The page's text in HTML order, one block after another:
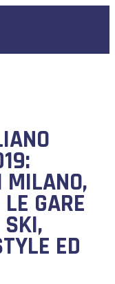
MILANO,
GARE
SKI,
ED